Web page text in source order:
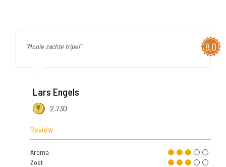
8,0
"Mooie zachte tripel"
Lars Engels
2.730
Review
Aroma
Zoet